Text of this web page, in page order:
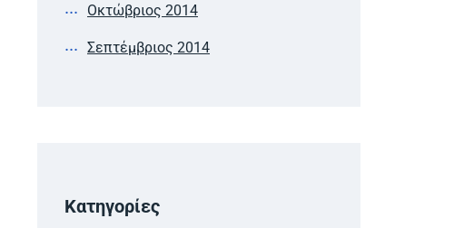
Οκτώβριος 2014
Σεπτέμβριος 2014
Kατηγορίες